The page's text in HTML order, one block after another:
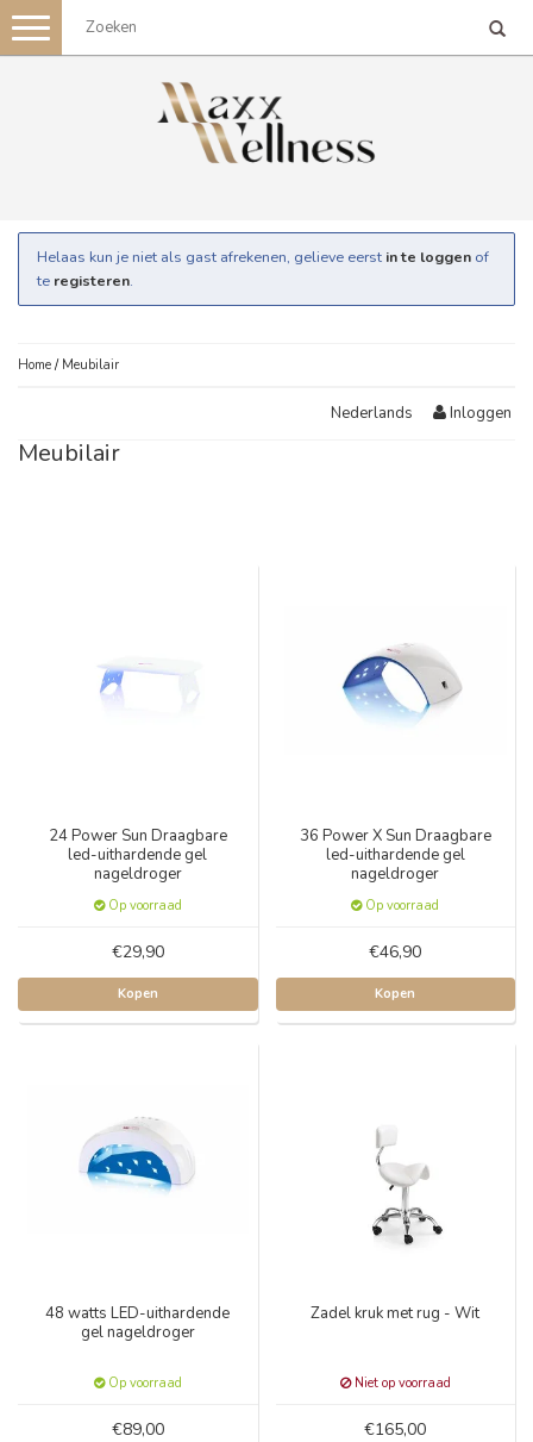
Toggle
navigation
Helaas kun je niet als gast afrekenen, gelieve eerst in te loggen of
te registeren.
Home / Meubilair
Nederlands Inloggen
Meubilair
24 Power Sun Draagbare
led-uithardende gel
nageldroger
Op voorraad
€29,90
Kopen
36 Power X Sun Draagbare
led-uithardende gel
nageldroger
Op voorraad
€46,90
Kopen
48 watts LED-uithardende
gel nageldroger
Op voorraad
€89,00
Zadel kruk met rug - Wit
Niet op voorraad
€165,00